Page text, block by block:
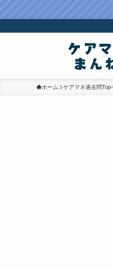
ホーム ケアマネ過去問Top